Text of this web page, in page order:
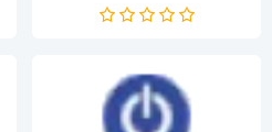
zaawansowanym algorytmom